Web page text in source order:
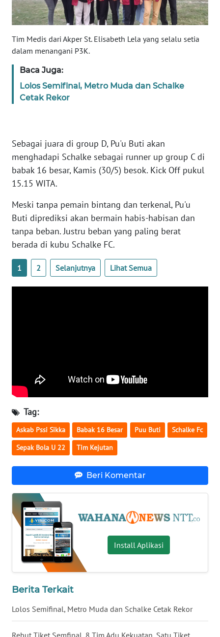
Tim Medis dari Akper St. Elisabeth Lela yang selalu setia
dalam menangani P3K.
Baca Juga:
Lolos Semifinal, Metro Muda dan Schalke
Cetak Rekor
Sebagai juara di group D, Pu'u Buti akan
menghadapi Schalke sebagai runner up group C di
babak 16 besar, Kamis (30/5) besok. Kick Off pukul
15.15 WITA.
Meski tanpa pemain bintang dan terkenal, Pu'u
Buti diprediksi akan bermain habis-habisan dan
tanpa beban. Justru beban yang paling berat
berada di kubu Schalke FC.
1 2 Selanjutnya Lihat Semua
Tag:
Askab Pssi Sikka Babak 16 Besar Puu Buti Schalke Fc
Sepak Bola U 22 Tim Kejutan
Beri Komentar
Install Aplikasi
Berita Terkait
Lolos Semifinal, Metro Muda dan Schalke Cetak Rekor
Rebut Tiket Semfinal, 8 Tim Adu Kekuatan, Satu Tiket
WN
RIAU
WN
SERAMBI
JAMBI
NTB
WN
SULTENG
SULBAR
WN
BABEL
BENGKULU
LAMPUNG
WN
JATENG
NUSANTARA
WN
JOGJA
WN
JATIM
WN